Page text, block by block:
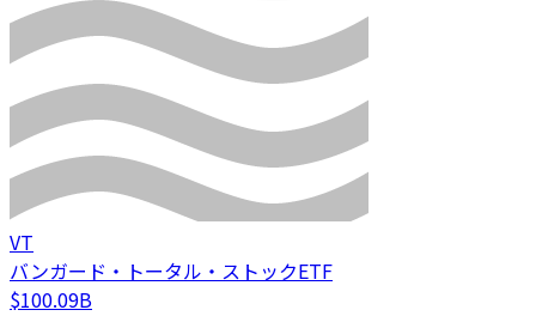
VT
バンガード・トータル・ストックETF
$100.09B